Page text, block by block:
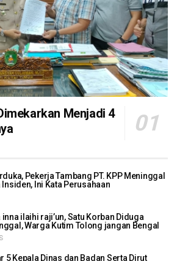
Menjadi 4
Pekerja Tambang PT. KPP Meninggal
Insiden, Ini Kata Perusahaan
inna ilaihi raji’un, Satu Korban Diduga
Warga Kutim Tolong jangan Bengal
5 Kepala Dinas dan Badan Serta Dirut